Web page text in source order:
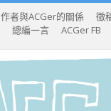
作者與ACGer的關係
徵
總編一言
ACGer FB